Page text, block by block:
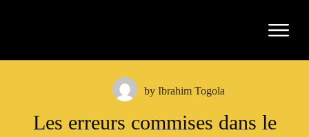
byIbrahim Togola
Les erreurs commises dans le